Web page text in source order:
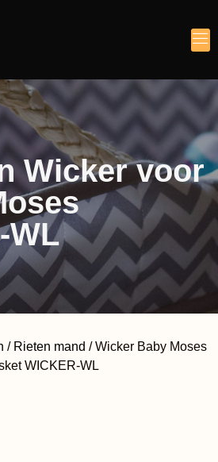
Wicker voor
WL
/ Rieten mand / Wicker Baby Moses
WICKER-WL